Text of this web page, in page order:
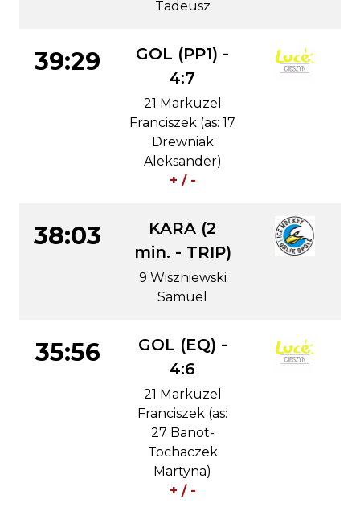
Tadeusz
39:29
GOL (PP1) -
4:7
21 Markuzel
Franciszek (as: 17
Drewniak
Aleksander)
+ / -
38:03
KARA (2
min. - TRIP)
9 Wiszniewski
Samuel
35:56
GOL (EQ) -
4:6
21 Markuzel
Franciszek (as:
27 Banot-
Tochaczek
Martyna)
+ / -